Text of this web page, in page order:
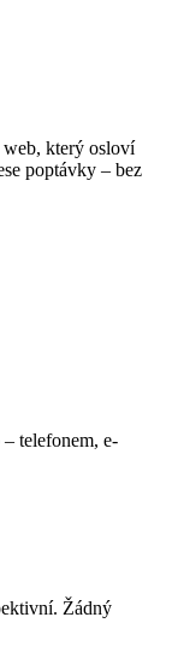
který osloví
poptávky – bez
telefonem, e-
Žádný